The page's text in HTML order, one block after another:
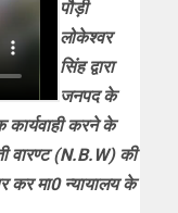
पौड़ी
लोकेश्वर
सिंह द्वारा
जनपद के
कार्यवाही करने के
वारण्ट (N.B.W) की
कर मा0 न्यायालय के